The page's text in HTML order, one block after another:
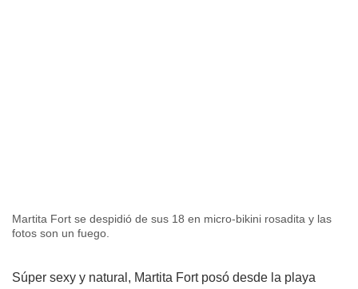
Martita Fort se despidió de sus 18 en micro-bikini rosadita y las
fotos son un fuego.
Súper sexy y natural, Martita Fort posó desde la playa